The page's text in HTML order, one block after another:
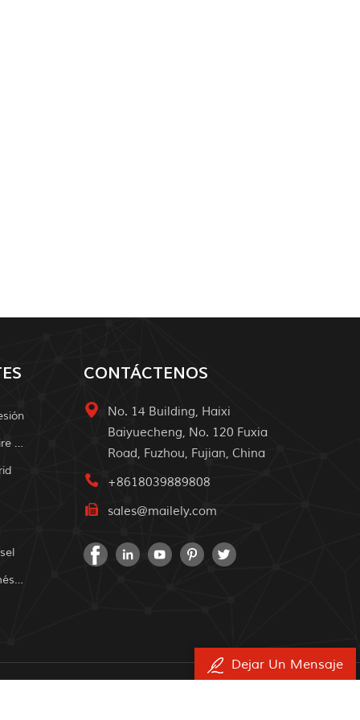
Sistema De Energía Solar Al Aire Libre
Sistema De Energía Solar Doméstica
CONTÁCTENOS
No. 14 Building, Haixi
Baiyuecheng, No. 120 Fuxia
Road, Fuzhou, Fujian, China
+8618039889808
sales@mailely.com
Dejar Un Mensaje